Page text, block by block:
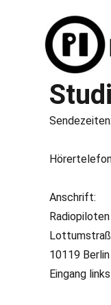
Pi Radio
Freies Radio in
Anschrift:
Radiopiloten
10119 Berlin
Eingang